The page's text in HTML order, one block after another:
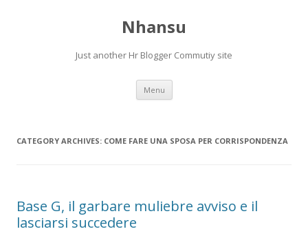
Nhansu
Just another Hr Blogger Commutiy site
Menu Skip to content
CATEGORY ARCHIVES: COME FARE UNA SPOSA PER CORRISPONDENZA
Base G, il garbare muliebre avviso e il
lasciarsi succedere